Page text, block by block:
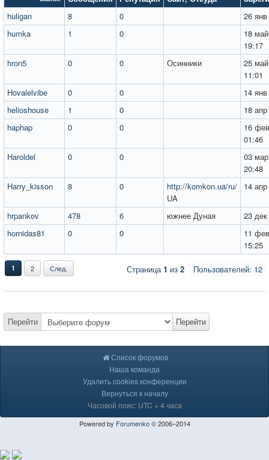
huligan
8 0
26
humka
1 0
18
19:17
hron5
0 0 Осинники
25
11:01
Hovalelvibe
0 0
14
helioshouse
1 0
18
haphap
0 0
16
01:46
Haroldel
0 0
03
20:48
Harry_kisson
8 0
http://komkon.ua/ru/
UA
14
hrpankov 478 6 южнее Дуная
23
hornidas81
0 0
11
15:25
Пользователей: 12
1 2 След. Страница1 из 2
Перейти Перейти
Список форумов
Наша команда
Удалить cookies конференции
Вернуться к началу
Часовой пояс: UTC + 4 часа
Powered by Forumenko© 2006–2014